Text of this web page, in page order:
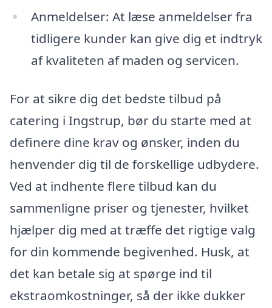
Anmeldelser: At læse anmeldelser fra
tidligere kunder kan give dig et indtryk
af kvaliteten af maden og servicen.
For at sikre dig det bedste tilbud på
catering i Ingstrup, bør du starte med at
definere dine krav og ønsker, inden du
henvender dig til de forskellige udbydere.
Ved at indhente flere tilbud kan du
sammenligne priser og tjenester, hvilket
hjælper dig med at træffe det rigtige valg
for din kommende begivenhed. Husk, at
det kan betale sig at spørge ind til
ekstraomkostninger, så der ikke dukker